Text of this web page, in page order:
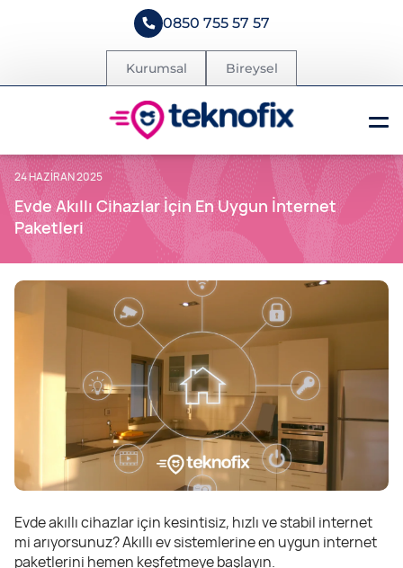
0850 755 57 57
Kurumsal Bireysel
24 HAZIRAN 2025
Evde Akıllı Cihazlar İçin En Uygun İnternet
Paketleri
Evde akıllı cihazlar için kesintisiz, hızlı ve stabil internet
mi arıyorsunuz? Akıllı ev sistemlerine en uygun internet
paketlerini hemen keşfetmeye başlayın.